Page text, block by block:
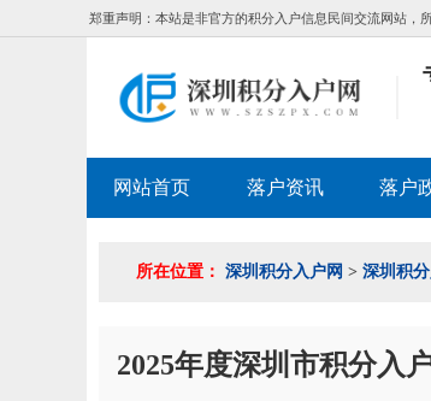
郑重声明：本站是非官方的积分入户信息民间交流网站，
网站首页 落户资讯 落户
所在位置： 深圳积分入户网 > 深圳积
2025年度深圳市积分入